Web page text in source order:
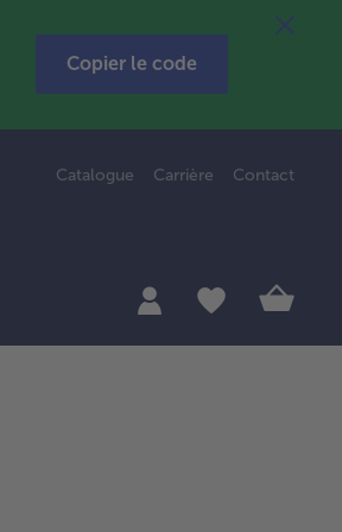
Copier le code
Catalogue Carrière Contact